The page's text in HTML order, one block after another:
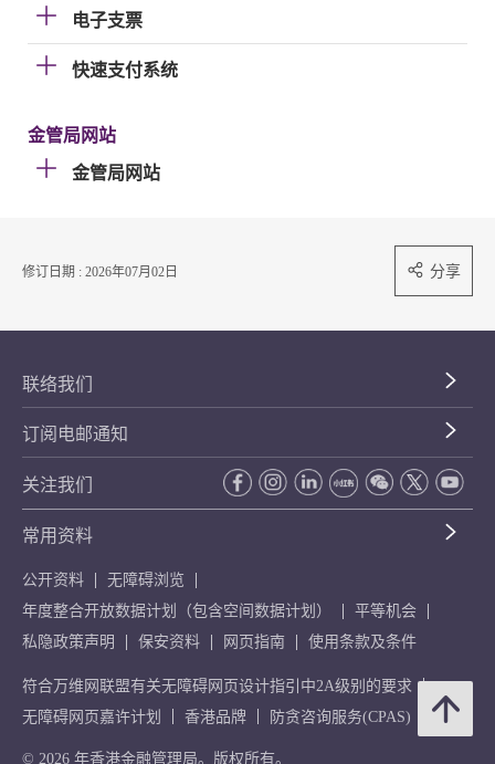
电子支票
快速支付系统
金管局网站
金管局网站
修订日期 : 2026年07月02日 分享
联络我们
订阅电邮通知
关注我们
常用资料
公开资料
无障碍浏览
年度整合开放数据计划（包含空间数据计划）
平等机会
私隐政策声明
保安资料 网页指南 使用条款及条件
符合万维网联盟有关无障碍网页设计指引中2A级别的要求
无障碍网页嘉许计划
香港品牌 防贪咨询服务(CPAS)
© 2026 年香港金融管理局。版权所有。